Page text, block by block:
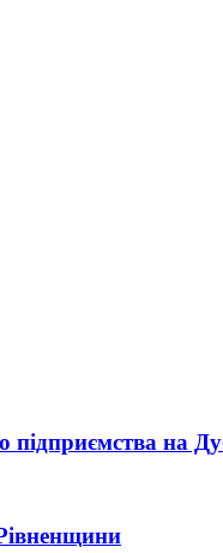
підприємства на